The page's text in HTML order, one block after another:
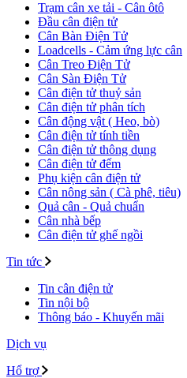
Trạm cân xe tải - Cân ôtô
Đầu cân điện tử
Cân Bàn Điện Tử
Loadcells - Cảm ứng lực cân
Cân Treo Điện Tử
Cân Sàn Điện Tử
Cân điện tử thuỷ sản
Cân điện tử phân tích
Cân động vật ( Heo, bò)
Cân điện tử tính tiền
Cân điện tử thông dụng
Cân điện tử đếm
Phụ kiện cân điện tử
Cân nông sản ( Cà phê, tiêu)
Quả cân - Quả chuẩn
Cân nhà bếp
Cân điện tử ghế ngồi
Tin tức
Tin cân điện tử
Tin nội bộ
Thông báo - Khuyến mãi
Dịch vụ
Hổ trợ